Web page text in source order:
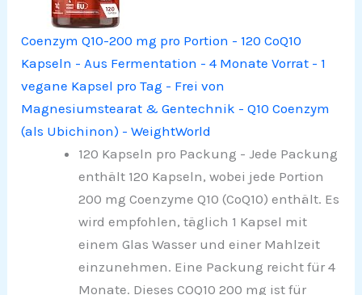
Coenzym Q10-200 mg pro Portion - 120 CoQ10
Kapseln - Aus Fermentation - 4 Monate Vorrat - 1
vegane Kapsel pro Tag - Frei von
Magnesiumstearat & Gentechnik - Q10 Coenzym
(als Ubichinon) - WeightWorld
120 Kapseln pro Packung - Jede Packung
enthält 120 Kapseln, wobei jede Portion
200 mg Coenzyme Q10 (CoQ10) enthält. Es
wird empfohlen, täglich 1 Kapsel mit
einem Glas Wasser und einer Mahlzeit
einzunehmen. Eine Packung reicht für 4
Monate. Dieses COQ10 200 mg ist für